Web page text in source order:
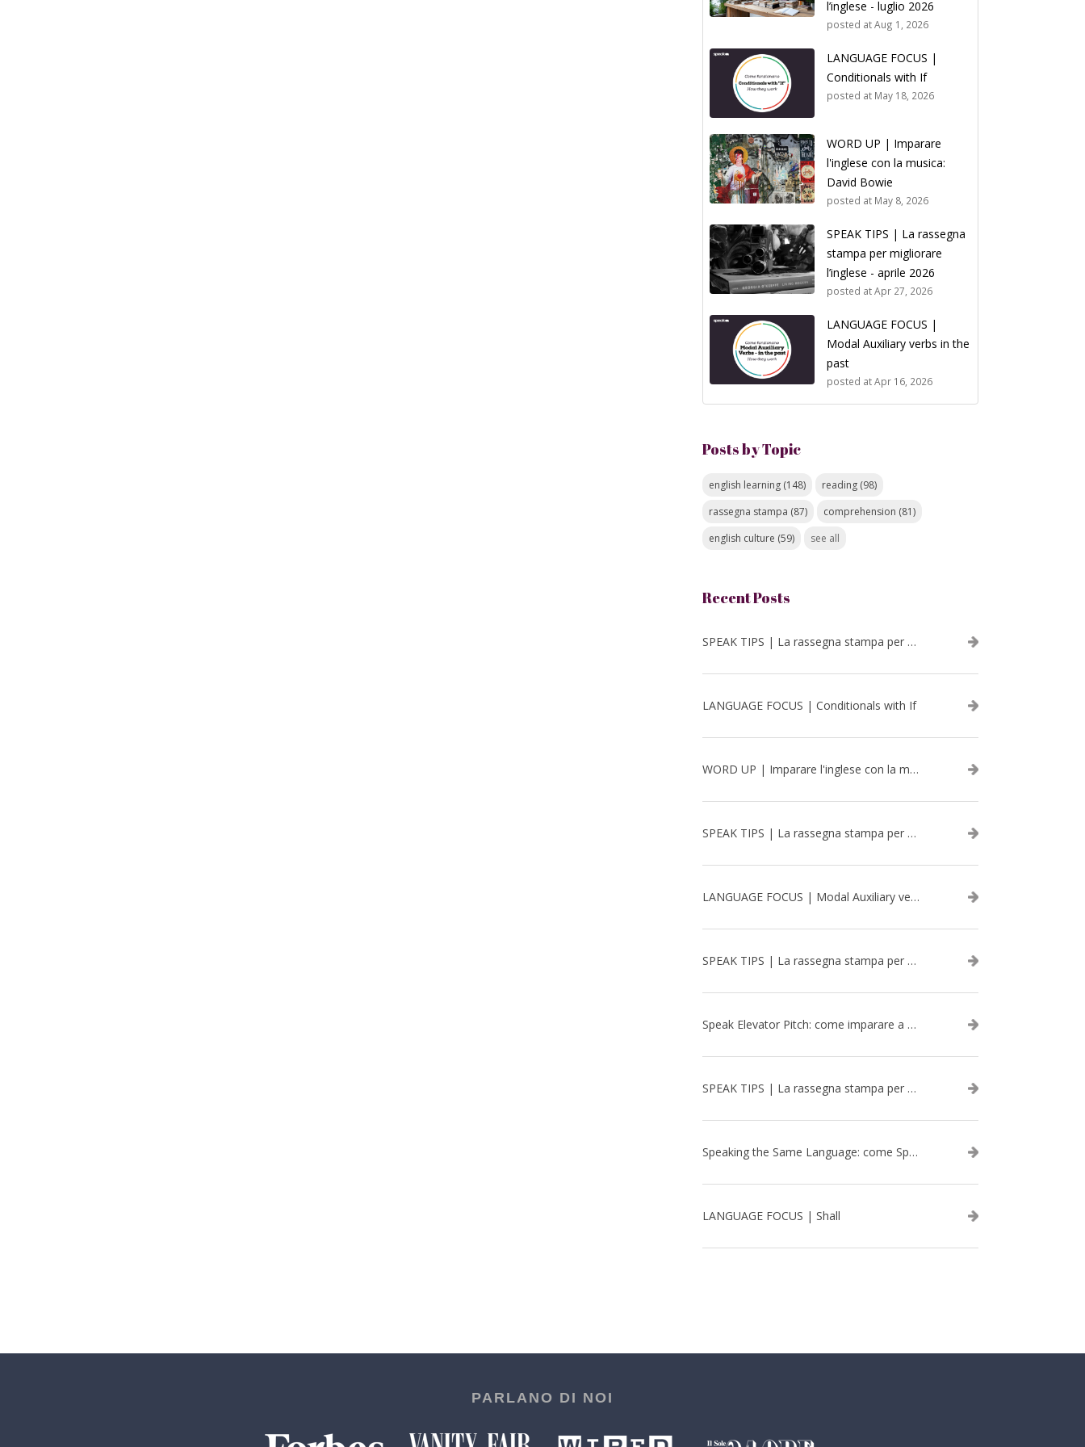
l’inglese - luglio 2026
posted atAug 1, 2026
LANGUAGE FOCUS |
Conditionals with If
posted at May 18, 2026
WORD UP | Imparare
l'inglese con la musica:
David Bowie
posted at May 8, 2026
SPEAK TIPS | La rassegna
stampa per migliorare
l’inglese - aprile 2026
posted atApr 27, 2026
LANGUAGE FOCUS |
Modal Auxiliary verbs in the
past
posted atApr 16, 2026
Posts by Topic
english learning (148) reading (98)
rassegna stampa (87) comprehension (81)
english culture (59) see all
Recent Posts
SPEAK TIPS | La rassegna stampa per migliorare l’inglese - luglio 2026
LANGUAGE FOCUS | Conditionals with If
WORD UP | Imparare l'inglese con la musica: David Bowie
SPEAK TIPS | La rassegna stampa per migliorare l’inglese - aprile 2026
LANGUAGE FOCUS | Modal Auxiliary verbs in the past
SPEAK TIPS | La rassegna stampa per migliorare l’inglese - marzo 2026
Speak Elevator Pitch: come imparare a gestire una presentazione in inglese
SPEAK TIPS | La rassegna stampa per migliorare l’inglese - febbraio 2026
Speaking the Same Language: come Speak aiuta a rafforzare i team attraverso il Team Building in inglese
LANGUAGE FOCUS | Shall
PARLANO DI NOI